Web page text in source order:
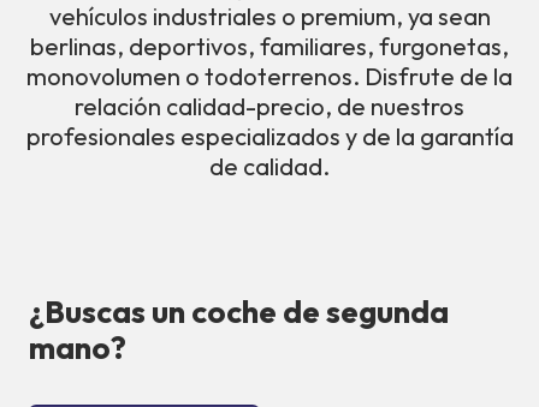
vehículos industriales o premium, ya sean
berlinas, deportivos, familiares, furgonetas,
monovolumen o todoterrenos. Disfrute de la
relación calidad-precio, de nuestros
profesionales especializados y de la garantía
de calidad.
¿Buscas un coche de segunda
mano?